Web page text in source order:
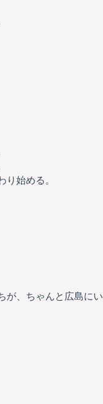
始める。
が、ちゃんと広島に